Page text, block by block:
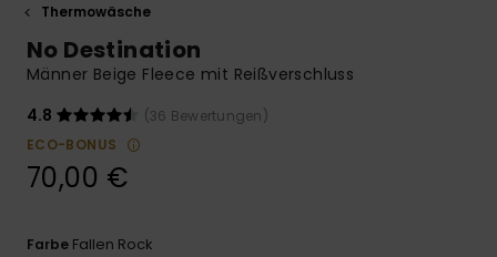
Finden Sie
die häufigsten
Fragen sowie
Thermowäsche
No Destination
Männer Beige Fleece mit Reißverschluss
4.8
(36 Bewertungen)
ECO-BONUS
70,00 €
Farbe Fallen Rock